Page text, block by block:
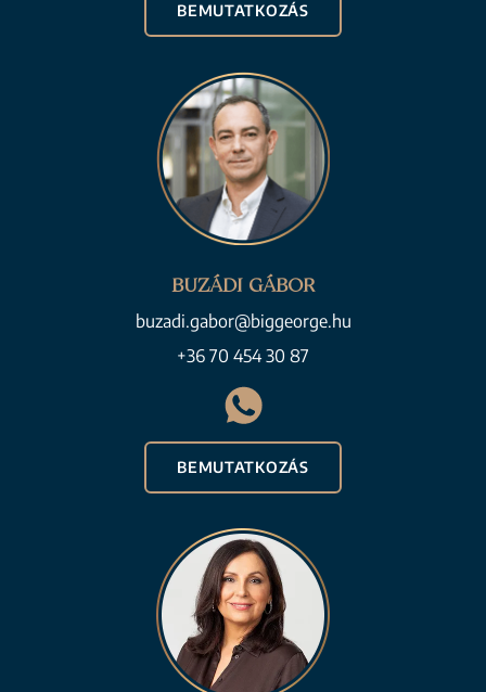
BEMUTATKOZÁS
BUZÁDI GÁBOR
buzadi.gabor@biggeorge.hu
+36 70 454 30 87
BEMUTATKOZÁS